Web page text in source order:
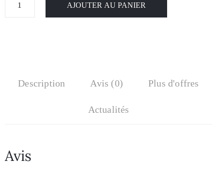
AJOUTER AU PANIER
Description Avis (0) Plus d'offres
Actualités
Avis